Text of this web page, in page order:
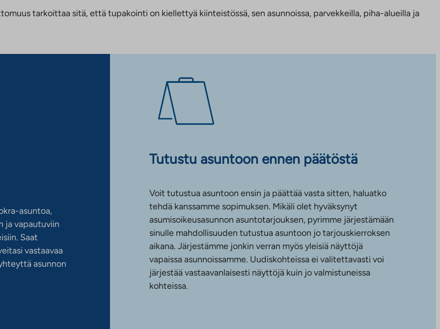
tarkoittaa sitä, että tupakointi on kiellettyä kiinteistössä, sen asunnoissa, parvekkeilla, piha-alueilla ja
asuntoa,
ja vapautuviin
Saat
vastaavaa
asunnon
Tutustu asuntoon ennen päätöstä
Voit tutustua asuntoon ensin ja päättää vasta sitten, haluatko
tehdä kanssamme sopimuksen. Mikäli olet hyväksynyt
asumisoikeusasunnon asuntotarjouksen, pyrimme järjestämään
sinulle mahdollisuuden tutustua asuntoon jo tarjouskierroksen
aikana. Järjestämme jonkin verran myös yleisiä näyttöjä
vapaissa asunnoissamme. Uudiskohteissa ei valitettavasti voi
järjestää vastaavanlaisesti näyttöjä kuin jo valmistuneissa
kohteissa.